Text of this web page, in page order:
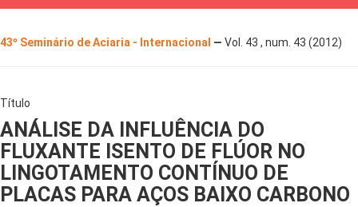
43º Seminário de Aciaria - Internacional — Vol. 43 , num. 43 (2012)
Título
ANÁLISE DA INFLUÊNCIA DO
FLUXANTE ISENTO DE FLÚOR NO
LINGOTAMENTO CONTÍNUO DE
PLACAS PARA AÇOS BAIXO CARBONO